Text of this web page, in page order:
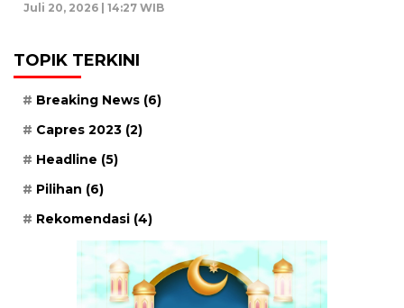
Juli 20, 2026 | 14:27 WIB
TOPIK TERKINI
Breaking News (6)
Capres 2023 (2)
Headline (5)
Pilihan (6)
Rekomendasi (4)